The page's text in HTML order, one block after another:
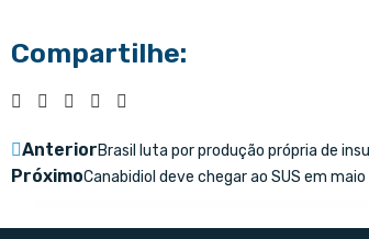
Compartilhe:
AnteriorBrasil luta por produção própria de
PróximoCanabidiol deve chegar ao SUS em